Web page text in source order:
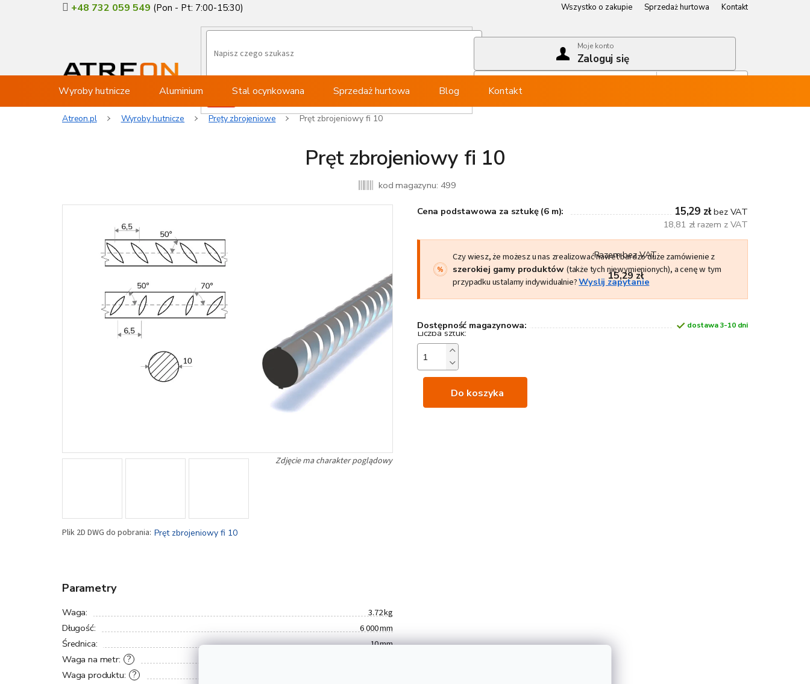
+48 732 059 549 Wszystko o zakupie Sprzedaż hurtowa
Kontakt
Moje konto
Zaloguj się
Wyroby hutnicze Aluminium Stal ocynkowana Sprzedaż hurtowa Blog Kontakt
Atreon.pl Wyroby hutnicze Pręty zbrojeniowe Pręt zbrojeniowy fi 10
Pręt zbrojeniowy fi 10
kod magazynu: 499
Pręt zbrojeniowy fi 10
Cena podstawowa za sztukę (6 m): 15,29 złbez VAT
18,81 zł razem z VAT
Czy wiesz, że możesz u nas zrealizować nawet bardzo duże zamówienie z
szerokiej gamy produktów (także tych niewymienionych), a cenę w tym
przypadku ustalamy indywidualnie?Wyslij zapytanie
Dostępność magazynowa: dostawa 3-10 dni
Do koszyka
Razem bez VAT
15,29 zł
Parametry
Waga: 3.72 kg
Długość: 6 000 mm
Średnica: 10 mm
?
Waga na metr:
?
Waga produktu: